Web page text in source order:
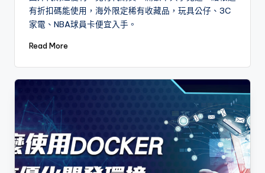
有折扣碼能使用，海外限定稀有收藏品，玩具公仔、3C
家電、NBA球員卡便宜入手。
Read More